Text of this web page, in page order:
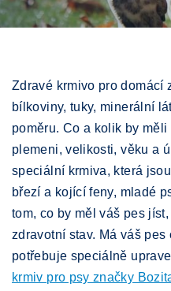
Zdravé krmivo pro domácí
bílkoviny, tuky, minerální
poměru. Co a kolik by
plemeni, velikosti, věku a
speciální krmiva, která
březí a kojící feny, mladé
tom, co by měl váš pes
zdravotní stav. Má váš
potřebuje speciálně
krmiv pro psy značky